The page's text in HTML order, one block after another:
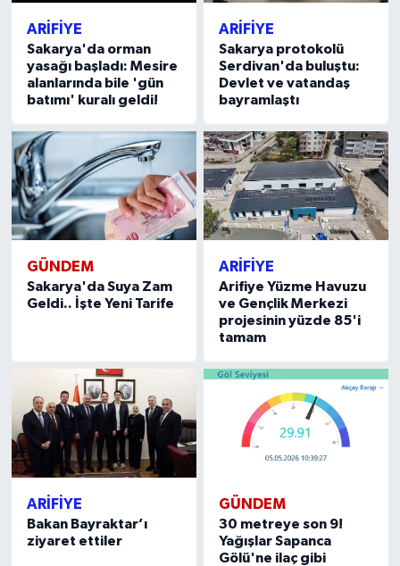
ARİFİYE
Sakarya'da orman
yasağı başladı: Mesire
alanlarında bile 'gün
batımı' kuralı geldi!
ARİFİYE
Sakarya protokolü
Serdivan'da buluştu:
Devlet ve vatandaş
bayramlaştı
GÜNDEM
Sakarya'da Suya Zam
Geldi.. İşte Yeni Tarife
ARİFİYE
Arifiye Yüzme Havuzu
ve Gençlik Merkezi
projesinin yüzde 85'i
tamam
ARİFİYE
Bakan Bayraktar’ı
ziyaret ettiler
GÜNDEM
30 metreye son 9!
Yağışlar Sapanca
Gölü'ne ilaç gibi